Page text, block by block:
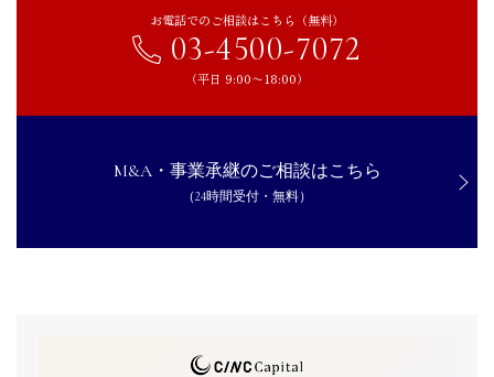
お電話でのご相談はこちら（無料）
03-4500-7072
（平日 9:00〜18:00）
M&A・事業承継のご相談はこちら
（24時間受付・無料）